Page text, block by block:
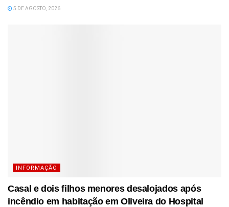
5 DE AGOSTO, 2026
INFORMAÇÃO
Casal e dois filhos menores desalojados após
incêndio em habitação em Oliveira do Hospital